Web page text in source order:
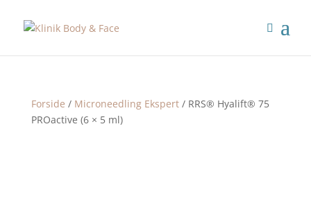
Forside / Microneedling Ekspert/ RRS® Hyalift® 75
PROactive (6 × 5 ml)